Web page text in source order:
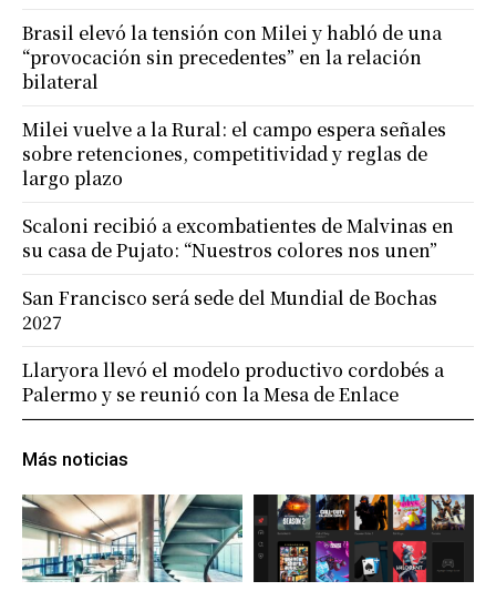
Más noticias
Brasil elevó la tensión con Milei y habló de una
“provocación sin precedentes” en la relación
bilateral
Milei vuelve a la Rural: el campo espera señales
sobre retenciones, competitividad y reglas de
largo plazo
Scaloni recibió a excombatientes de Malvinas en
su casa de Pujato: “Nuestros colores nos unen”
San Francisco será sede del Mundial de Bochas
2027
Llaryora llevó el modelo productivo cordobés a
Palermo y se reunió con la Mesa de Enlace